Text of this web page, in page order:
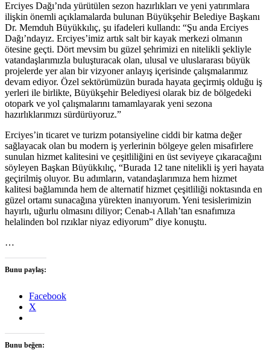
Erciyes Dağı’nda yürütülen sezon hazırlıkları ve yeni yatırımlara
ilişkin önemli açıklamalarda bulunan Büyükşehir Belediye Başkanı
Dr. Memduh Büyükkılıç, şu ifadeleri kullandı: “Şu anda Erciyes
Dağı’ndayız. Erciyes’imiz artık salt bir kayak merkezi olmanın
ötesine geçti. Dört mevsim bu güzel şehrimizi en nitelikli şekliyle
vatandaşlarımızla buluşturacak olan, ulusal ve uluslararası büyük
projelerde yer alan bir vizyoner anlayış içerisinde çalışmalarımız
devam ediyor. Özel sektörümüzün burada hayata geçirmiş olduğu iş
yerleri ile birlikte, Büyükşehir Belediyesi olarak biz de bölgedeki
otopark ve yol çalışmalarını tamamlayarak yeni sezona
hazırlıklarımızı sürdürüyoruz.”
Erciyes’in ticaret ve turizm potansiyeline ciddi bir katma değer
sağlayacak olan bu modern iş yerlerinin bölgeye gelen misafirlere
sunulan hizmet kalitesini ve çeşitliliğini en üst seviyeye çıkaracağını
söyleyen Başkan Büyükkılıç, “Burada 12 tane nitelikli iş yeri hayata
geçirilmiş oluyor. Bu adımların, vatandaşlarımıza hem hizmet
kalitesi bağlamında hem de alternatif hizmet çeşitliliği noktasında en
güzel ortamı sunacağına yürekten inanıyorum. Yeni tesislerimizin
hayırlı, uğurlu olmasını diliyor; Cenab-ı Allah’tan esnafımıza
helalinden bol rızıklar niyaz ediyorum” diye konuştu.
…
Bunu paylaş:
Facebook
X
Bunu beğen: